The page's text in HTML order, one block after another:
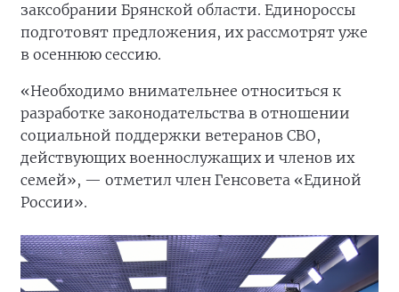
заксобрании Брянской области. Единороссы
подготовят предложения, их рассмотрят уже
в осеннюю сессию.
«Необходимо внимательнее относиться к
разработке законодательства в отношении
социальной поддержки ветеранов СВО,
действующих военнослужащих и членов их
семей», — отметил член Генсовета «Единой
России».